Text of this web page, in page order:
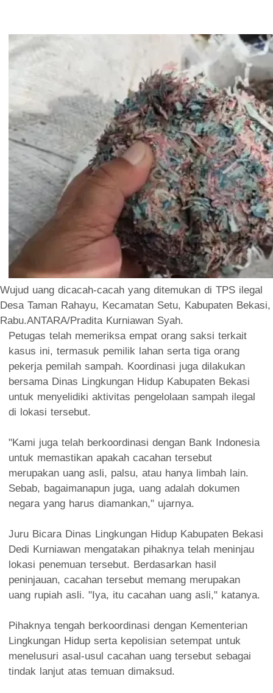
Wujud uang dicacah-cacah yang ditemukan di TPS ilegal
Desa Taman Rahayu, Kecamatan Setu, Kabupaten Bekasi,
Rabu.ANTARA/Pradita Kurniawan Syah.
Petugas telah memeriksa empat orang saksi terkait
kasus ini, termasuk pemilik lahan serta tiga orang
pekerja pemilah sampah. Koordinasi juga dilakukan
bersama Dinas Lingkungan Hidup Kabupaten Bekasi
untuk menyelidiki aktivitas pengelolaan sampah ilegal
di lokasi tersebut.
"Kami juga telah berkoordinasi dengan Bank Indonesia
untuk memastikan apakah cacahan tersebut
merupakan uang asli, palsu, atau hanya limbah lain.
Sebab, bagaimanapun juga, uang adalah dokumen
negara yang harus diamankan," ujarnya.
Juru Bicara Dinas Lingkungan Hidup Kabupaten Bekasi
Dedi Kurniawan mengatakan pihaknya telah meninjau
lokasi penemuan tersebut. Berdasarkan hasil
peninjauan, cacahan tersebut memang merupakan
uang rupiah asli. "Iya, itu cacahan uang asli," katanya.
Pihaknya tengah berkoordinasi dengan Kementerian
Lingkungan Hidup serta kepolisian setempat untuk
menelusuri asal-usul cacahan uang tersebut sebagai
tindak lanjut atas temuan dimaksud.